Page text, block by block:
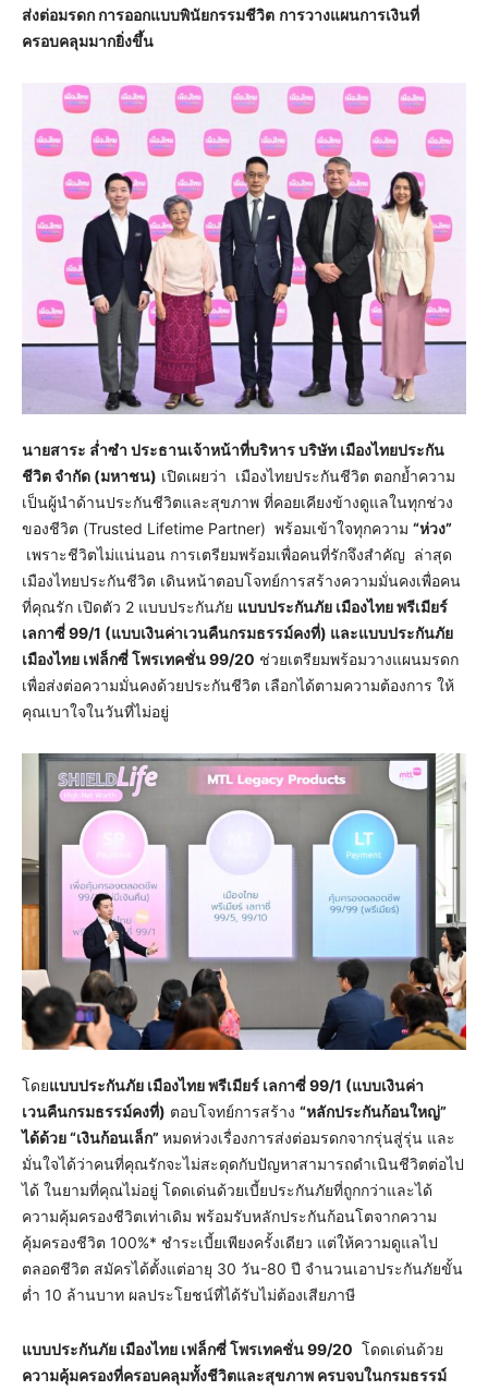
ส่งต่อมรดก การออกแบบพินัยกรรมชีวิต การวางแผนการเงินที่
ครอบคลุมมากยิ่งขึ้น
นายสาระ ล่ำซำ ประธานเจ้าหน้าที่บริหาร บริษัท เมืองไทยประกัน
ชีวิต จำกัด (มหาชน) เปิดเผยว่า เมืองไทยประกันชีวิต ตอกย้ำความ
เป็นผู้นำด้านประกันชีวิตและสุขภาพ ที่คอยเคียงข้างดูแลในทุกช่วง
ของชีวิต (Trusted Lifetime Partner) พร้อมเข้าใจทุกความ “ห่วง”
เพราะชีวิตไม่แน่นอน การเตรียมพร้อมเพื่อคนที่รักจึงสำคัญ ล่าสุด
เมืองไทยประกันชีวิต เดินหน้าตอบโจทย์การสร้างความมั่นคงเพื่อคน
ที่คุณรัก เปิดตัว 2 แบบประกันภัย แบบประกันภัย เมืองไทย พรีเมียร์
เลกาซี่99/1 (แบบเงินค่าเวนคืนกรมธรรม์คงที่) และแบบประกันภัย
เมืองไทย เฟล็กซี่ โพรเทคชั่น 99/20 ช่วยเตรียมพร้อมวางแผนมรดก
เพื่อส่งต่อความมั่นคงด้วยประกันชีวิต เลือกได้ตามความต้องการ ให้
คุณเบาใจในวันที่ไม่อยู่
โดยแบบประกันภัย เมืองไทย พรีเมียร์ เลกาซี่99/1 (แบบเงินค่า
เวนคืนกรมธรรม์คงที่) ตอบโจทย์การสร้าง “หลักประกันก้อนใหญ่”
ได้ด้วย “เงินก้อนเล็ก”หมดห่วงเรื่องการส่งต่อมรดกจากรุ่นสู่รุ่น และ
มั่นใจได้ว่าคนที่คุณรักจะไม่สะดุดกับปัญหาสามารถดำเนินชีวิตต่อไป
ได้ ในยามที่คุณไม่อยู่ โดดเด่นด้วยเบี้ยประกันภัยที่ถูกกว่าและได้
ความคุ้มครองชีวิตเท่าเดิม พร้อมรับหลักประกันก้อนโตจากความ
คุ้มครองชีวิต 100%* ชำระเบี้ยเพียงครั้งเดียว แต่ให้ความดูแลไป
ตลอดชีวิต สมัครได้ตั้งแต่อายุ 30 วัน-80 ปี จำนวนเอาประกันภัยขั้น
ต่ำ 10 ล้านบาท ผลประโยชน์ที่ได้รับไม่ต้องเสียภาษี
แบบประกันภัย เมืองไทย เฟล็กซี่ โพรเทคชั่น99/20 โดดเด่นด้วย
ความคุ้มครองที่ครอบคลุมทั้งชีวิตและสุขภาพ ครบจบในกรมธรรม์